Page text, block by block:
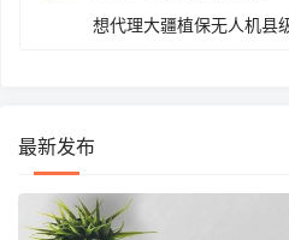
想代理大疆植保无人机县
最新发布